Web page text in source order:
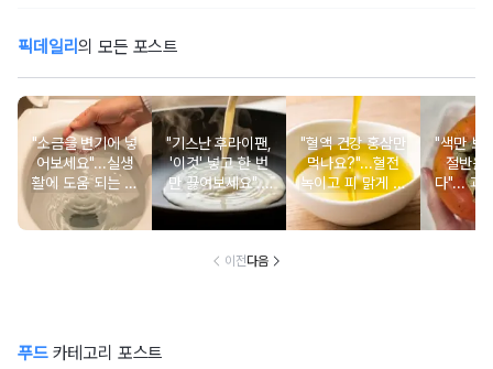
픽데일리의 모든 포스트
"소금을 변기에 넣
어보세요"...실생
활에 도움 되는 소
금의 희한한 활용
법 6
"기스난 후라이팬,
'이것' 넣고 한 번
만 끓여보세요"...
놀랍게도 새 팬으
"혈액 건강 홍삼만
먹나요?"...혈전
녹이고 피 맑게 하
는 식재료 6가지
"색만 보
절반은
다"... 과
서도 먼
홍시 선
이전다음
푸드카테고리 포스트